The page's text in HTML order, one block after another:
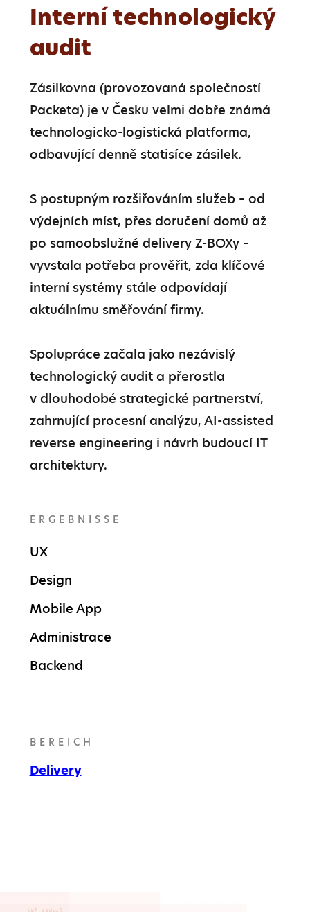
Interní technologický
audit
Zásilkovna (provozovaná společností
Packeta) je v Česku velmi dobře známá
technologicko-logistická platforma,
odbavující denně statisíce zásilek.
S postupným rozšiřováním služeb – od
výdejních míst, přes doručení domů až
po samoobslužné delivery Z-BOXy –
vyvstala potřeba prověřit, zda klíčové
interní systémy stále odpovídají
aktuálnímu směřování firmy.
Spolupráce začala jako nezávislý
technologický audit a přerostla
v dlouhodobé strategické partnerství,
zahrnující procesní analýzu, AI-assisted
reverse engineering i návrh budoucí IT
architektury.
ERGEBNISSE
UX
Design
Mobile App
Administrace
Backend
BEREICH
Delivery